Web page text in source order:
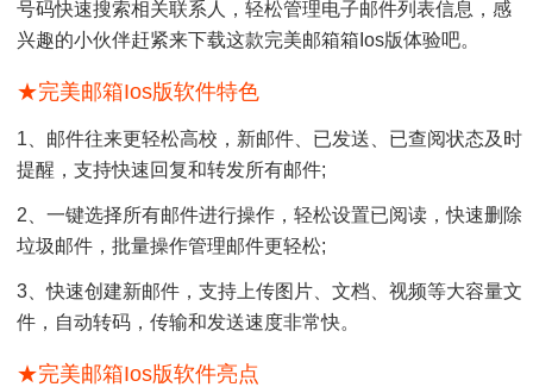
号码快速搜索相关联系人，轻松管理电子邮件列表信息，感
兴趣的小伙伴赶紧来下载这款完美邮箱箱ios版体验吧。
★完美邮箱ios版软件特色
1、邮件往来更轻松高校，新邮件、已发送、已查阅状态及时
提醒，支持快速回复和转发所有邮件;
2、一键选择所有邮件进行操作，轻松设置已阅读，快速删除
垃圾邮件，批量操作管理邮件更轻松;
3、快速创建新邮件，支持上传图片、文档、视频等大容量文
件，自动转码，传输和发送速度非常快。
★完美邮箱ios版软件亮点